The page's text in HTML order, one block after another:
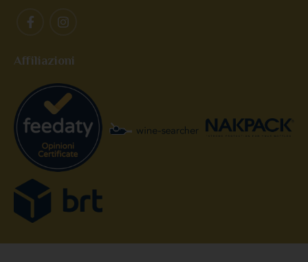
Affiliazioni